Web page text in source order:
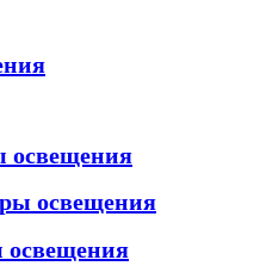
освещения
освещения
освещения